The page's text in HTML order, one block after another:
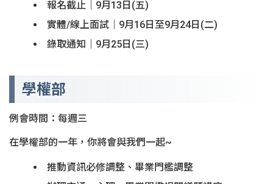
報名截止｜9月13日(五)
實體/線上面試｜9月16日至9月24日(二)
錄取通知｜9月25日(三)
學權部
例會時間：每週三
在學權部的一年，你將會與我們一起~
推動資訊必修調整、畢業門檻調整